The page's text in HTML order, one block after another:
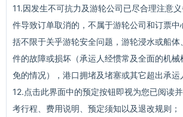
11.因发生不可抗力及游轮公司已尽合理注意
件导致订单取消的，不属于游轮公司和订票
括不限于关乎游轮安全问题，游轮浸水或船体
件的故障或损坏（承运人经惯常及全面的机械
免的情况），港口拥堵及堵塞或其它超出承运
12.点击此界面中的预定按钮即视为您已阅读
考行程、费用说明、预定须知以及退改规则；